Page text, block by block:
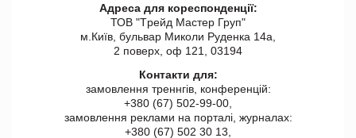
Адреса для кореспонденції:
ТОВ "Tрейд Мастер Груп"
м.Київ, бульвар Миколи Руденка 14а,
2 поверх, оф 121, 03194
Контакти для:
замовлення треннгів, конференцій:
+380 (67) 502-99-00,
замовлення реклами на порталі, журналах:
+380 (67) 502 30 13,